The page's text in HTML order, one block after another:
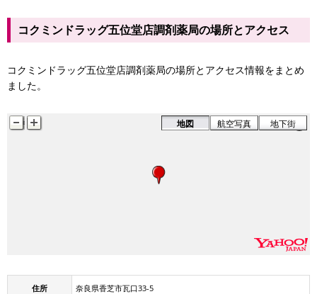
コクミンドラッグ五位堂店調剤薬局の場所とアクセス
コクミンドラッグ五位堂店調剤薬局の場所とアクセス情報をまとめ
ました。
地図 航空写真 地下街
住所 奈良県香芝市瓦口33-5